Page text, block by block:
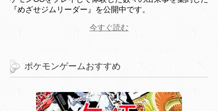
『めざせジムリーダー』を公開中です。
今すぐ読む
ポケモンゲームおすすめ